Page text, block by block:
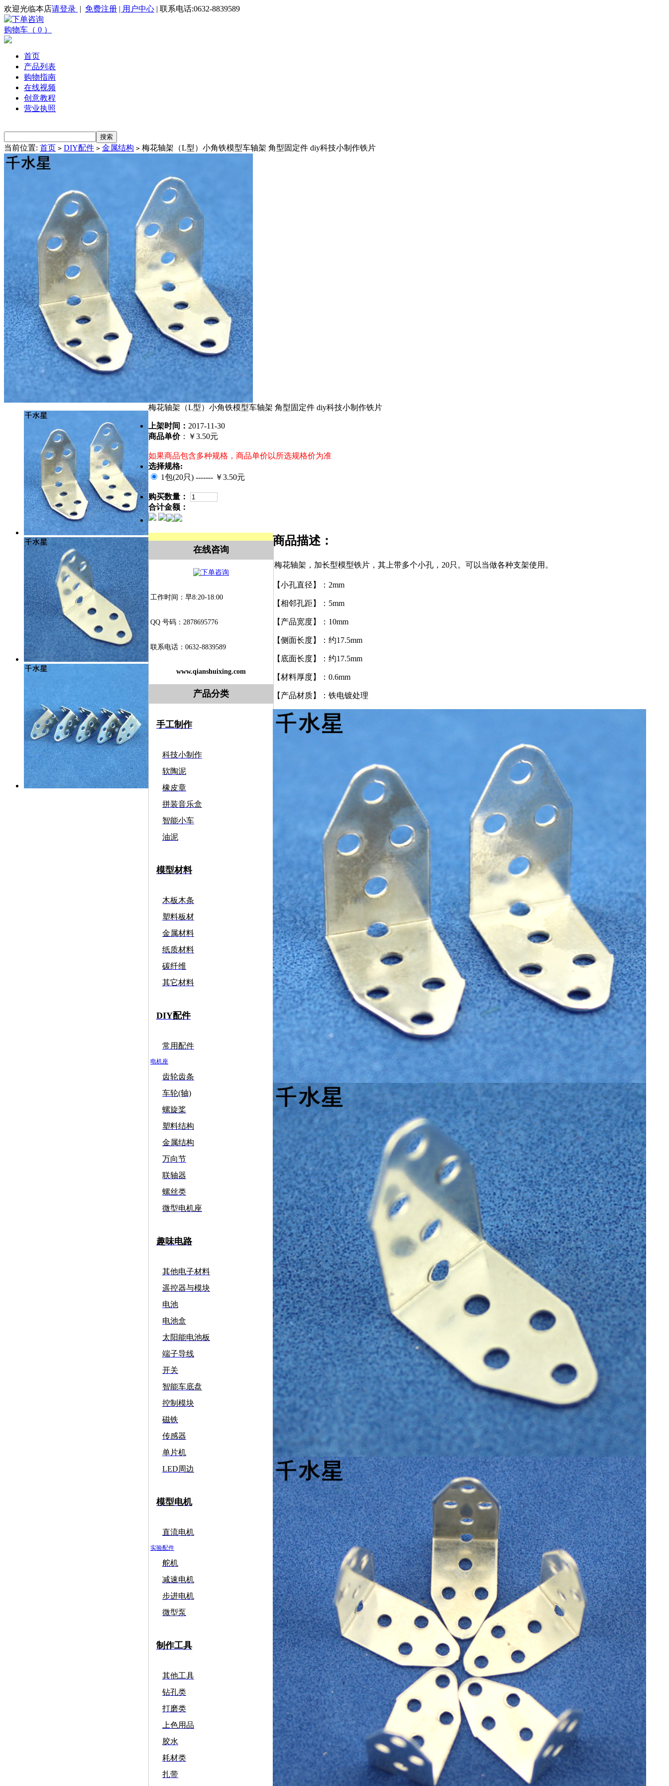
欢迎光临本店请登录 | 免费注册 | 用户中心 | 联系电话:0632-8839589
购物车（ 0 ）
首页
产品列表
购物指南
在线视频
创意教程
营业执照
当前位置: 首页 > DIY配件 > 金属结构 > 梅花轴架（L型）小角铁模型车轴架 角型固定件 diy科技小制作铁片
梅花轴架（L型）小角铁模型车轴架 角型固定件 diy科技小制作铁片
上架时间： 2017-11-30
商品单价：￥3.50元
如果商品包含多种规格，商品单价以所选规格价为准
选择规格:
1包(20只) ------- ￥3.50元
购买数量：
合计金额：
在线咨询
工作时间：早8:20-18:00
QQ 号码：2878695776
联系电话：0632-8839589
www.qianshuixing.com
产品分类
手工制作
科技小制作
软陶泥
橡皮章
拼装音乐盒
智能小车
油泥
模型材料
木板木条
塑料板材
金属材料
纸质材料
碳纤维
其它材料
DIY配件
常用配件
电机座
齿轮齿条
车轮(轴)
螺旋桨
塑料结构
金属结构
万向节
联轴器
螺丝类
微型电机座
趣味电路
其他电子材料
遥控器与模块
电池
电池盒
太阳能电池板
端子导线
开关
智能车底盘
控制模块
磁铁
传感器
单片机
LED周边
模型电机
直流电机
实验配件
舵机
减速电机
步进电机
微型泵
制作工具
其他工具
钻孔类
打磨类
上色用品
胶水
耗材类
扎带
商品描述：
梅花轴架，加长型模型铁片，其上带多个小孔，20只。可以当做各种支架使用。
【小孔直径】：2mm
【相邻孔距】：5mm
【产品宽度】：10mm
【侧面长度】：约17.5mm
【底面长度】：约17.5mm
【材料厚度】：0.6mm
【产品材质】：铁电镀处理